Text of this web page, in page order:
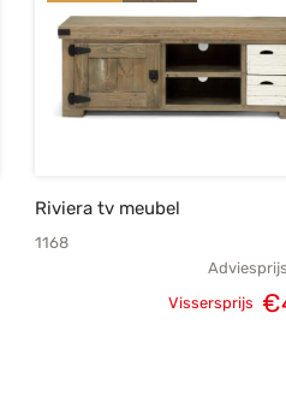
Riviera tv meubel
1168
Vissersprijs €